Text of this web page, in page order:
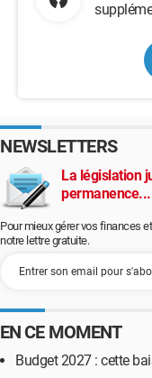
NEWSLETTERS
La législation
permanence...
Pour mieux gérer vos finances
notre lettre gratuite.
EN CE MOMENT
Budget 2027 : cette